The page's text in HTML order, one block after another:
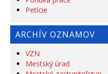
Petície
ARCHÍV OZNAMOV
VZN
Mestský úrad